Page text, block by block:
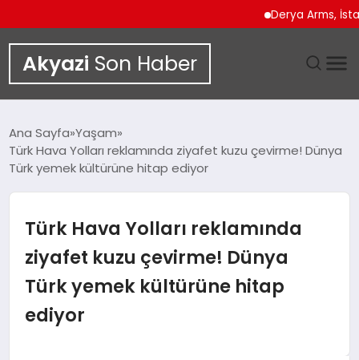
Derya Arms,
Akyazi Son Haber
SIYASET
SPOR
TEKNOLOJI
Ana Sayfa Yaşam
Türk Hava Yolları reklamında ziyafet kuzu çevirme! Dünya
Türk yemek kültürüne hitap ediyor
Türk Hava Yolları reklamında
ziyafet kuzu çevirme! Dünya
Türk yemek kültürüne hitap
ediyor